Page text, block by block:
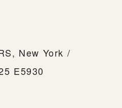
New York /
E5930